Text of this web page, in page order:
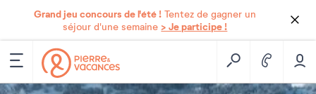
Grand jeu concours de l'été ! Tentez de gagner un
séjour d'une semaine > Je participe !